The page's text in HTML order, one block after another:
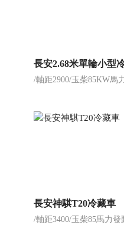
長安2.68米單輪小型
/軸距2900/玉柴85KW馬
長安神騏T20冷藏車
/軸距3400/玉柴85馬力發